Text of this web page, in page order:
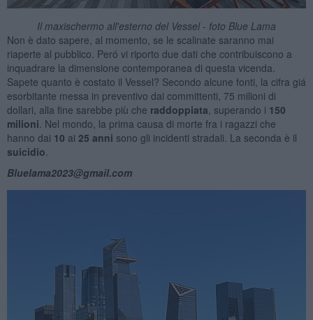
Il maxischermo all'esterno del Vessel - foto Blue Lama
Non è dato sapere, al momento, se le scalinate saranno mai
riaperte al pubblico. Peró vi riporto due dati che contribuiscono a
inquadrare la dimensione contemporanea di questa vicenda.
Sapete quanto è costato il Vessel? Secondo alcune fonti, la cifra giá
esorbitante messa in preventivo dai committenti, 75 milioni di
dollari, alla fine sarebbe più che raddoppiata , superando i 150
milioni . Nel mondo, la prima causa di morte fra i ragazzi che
hanno dai 10 ai 25 anni sono gli incidenti stradali. La seconda è il
suicidio
Bluelama2023@gmail.com